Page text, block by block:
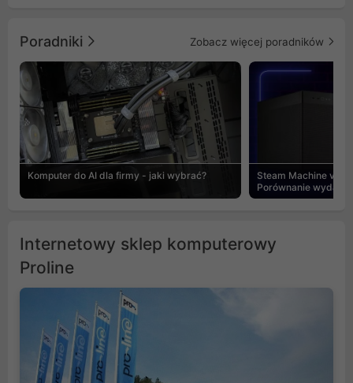
Poradniki Zobacz więcej poradników
Komputer do AI dla firmy - jaki wybrać?
Steam Machine vs
Porównanie
Internetowy sklep komputerowy
Proline